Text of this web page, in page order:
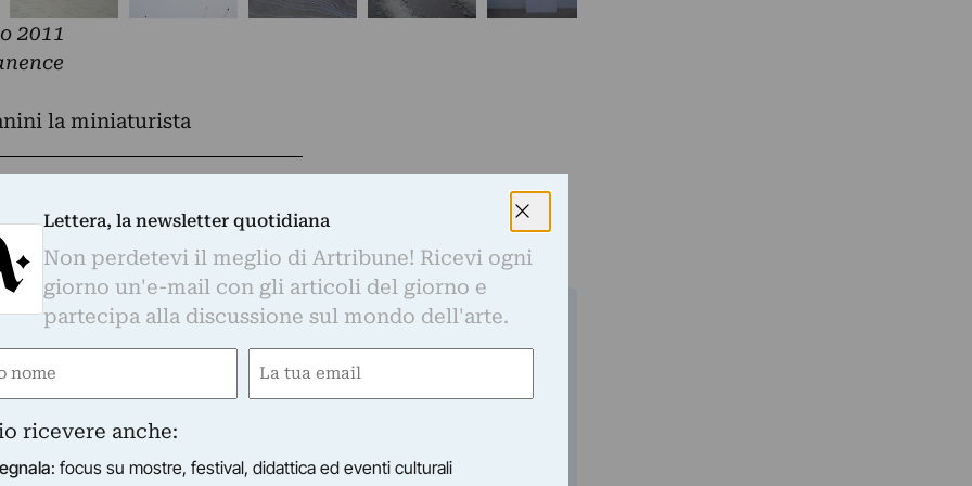
2011
È sufficiente
sempre aggiornati
di Artribune! Ricevi ogni giorno un'e-mail con gli
alla discussione sul mondo dell'arte.
Email
(Required)
Lettera, la newsletter quotidiana
Non perdetevi il meglio di Artribune! Ricevi ogni
giorno un'e-mail con gli articoli del giorno e
partecipa alla discussione sul mondo dell'arte.
Email
ricevere anche:
: focus su mostre, festival, didattica ed eventi culturali